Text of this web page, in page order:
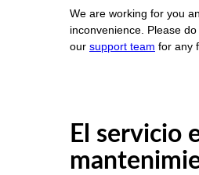
We are working for you
inconvenience. Please
our support team for any
El servicio